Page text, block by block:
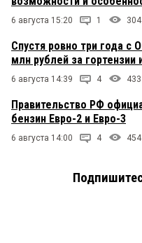
6 августа 15:20 1 304
Спустя ровно три года с
млн рублей за гортензии
6 августа 14:39 4 433
Правительство РФ
бензин Евро-2 и Евро-3
6 августа 14:00 4 454